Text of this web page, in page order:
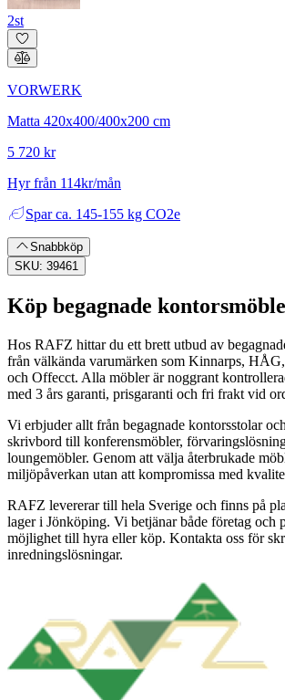
2st
VORWERK
Matta 420x400/400x200 cm
5 720 kr
Hyr från 114kr/mån
Spar ca. 145-155 kg CO2e
Snabbköp
SKU: 39461
Köp begagnade
Hos RAFZ hittar du ett brett utbud av
från välkända varumärken som Kinnarps,
och Offecct. Alla möbler är noggrant
med 3 års garanti, prisgaranti och fri frakt vid
Vi erbjuder allt från begagnade kontorsstolar
skrivbord till konferensmöbler,
loungemöbler. Genom att välja återbrukade
miljöpåverkan utan att kompromissa med
RAFZ levererar till hela Sverige och finns på
lager i Jönköping. Vi betjänar både företag och
möjlighet till hyra eller köp. Kontakta oss för
inredningslösningar.